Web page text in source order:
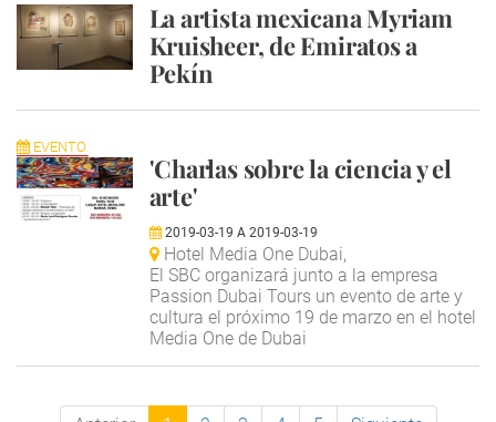
La artista mexicana Myriam
Kruisheer, de Emiratos a
Pekín
EVENTO
'Charlas sobre la ciencia y el
arte'
2019-03-19 A 2019-03-19
Hotel Media One Dubai,
El SBC organizará junto a la empresa
Passion Dubai Tours un evento de arte y
cultura el próximo 19 de marzo en el hotel
Media One de Dubai